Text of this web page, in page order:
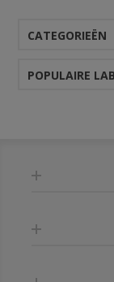
CATEGORIEËN
POPULAIRE